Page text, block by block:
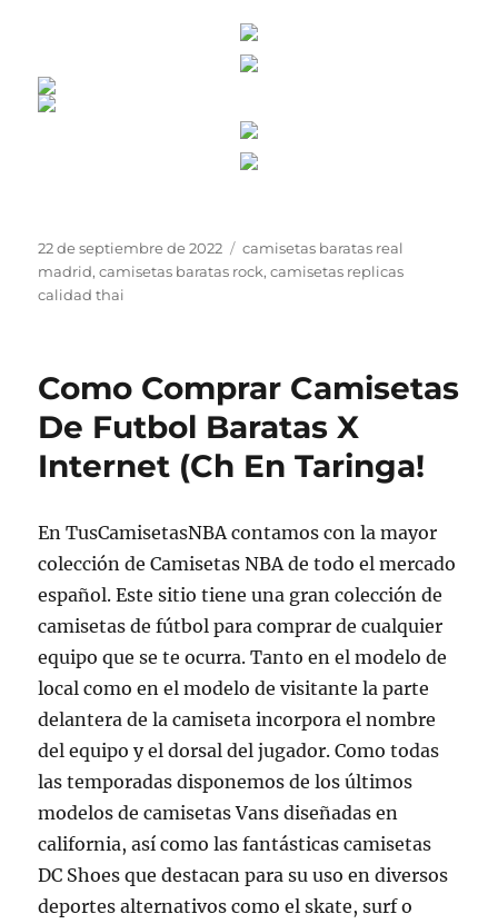
Publicado
el
22 de septiembre de 2022 Etiquetas
camisetas baratas real
madrid,camisetas baratas rock,camisetas replicas
calidad thai
Como Comprar Camisetas
De Futbol Baratas X
Internet (Ch En Taringa!
En TusCamisetasNBA contamos con la mayor
colección de Camisetas NBA de todo el mercado
español. Este sitio tiene una gran colección de
camisetas de fútbol para comprar de cualquier
equipo que se te ocurra. Tanto en el modelo de
local como en el modelo de visitante la parte
delantera de la camiseta incorpora el nombre
del equipo y el dorsal del jugador. Como todas
las temporadas disponemos de los últimos
modelos de camisetas Vans diseñadas en
california, así como las fantásticas camisetas
DC Shoes que destacan para su uso en diversos
deportes alternativos como el skate, surf o